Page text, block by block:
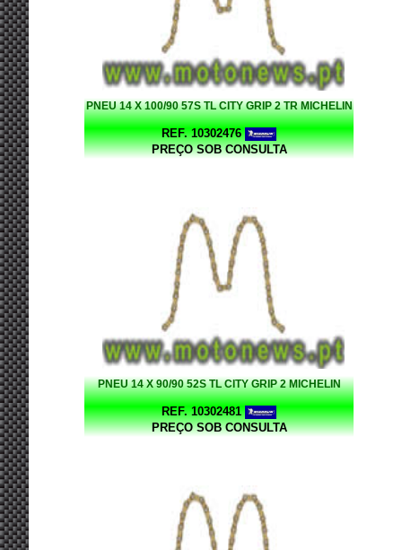
PNEU 14 X 100/90 57S TL CITY GRIP 2 TR MICHELIN
REF. 10302476
PREÇO SOB CONSULTA
PNEU 14 X 90/90 52S TL CITY GRIP 2 MICHELIN
REF. 10302481
PREÇO SOB CONSULTA